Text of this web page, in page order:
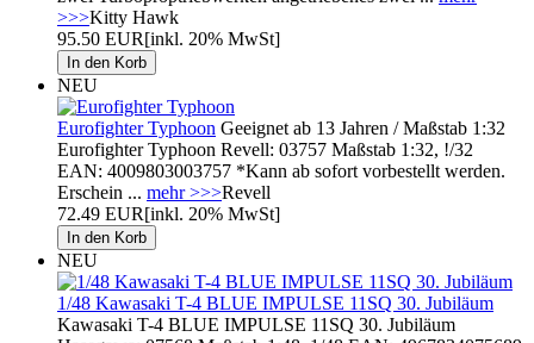
>>>Kitty Hawk
95.50 EUR[inkl. 20% MwSt]
NEU
Eurofighter Typhoon Geeignet ab 13 Jahren / Maßstab 1:32
Eurofighter Typhoon Revell: 03757 Maßstab 1:32, !/32
EAN: 4009803003757 *Kann ab sofort vorbestellt werden.
Erschein ... mehr >>>Revell
72.49 EUR[inkl. 20% MwSt]
NEU
1/48 Kawasaki T-4 BLUE IMPULSE 11SQ 30. Jubiläum
Kawasaki T-4 BLUE IMPULSE 11SQ 30. Jubiläum